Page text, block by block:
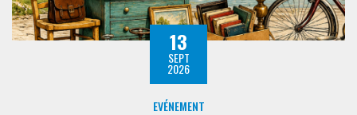
13
SEPT
2026
EVÉNEMENT